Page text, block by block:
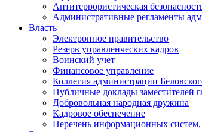
Антитеррористическая
Административные регламенты
Власть
Электронное правительство
Резерв управленческих кадров
Воинский учет
Финансовое управление
Коллегия администрации
Публичные доклады заместителей
Добровольная народная дружина
Кадровое обеспечение
Перечень информационных систем,